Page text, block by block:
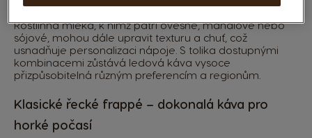
Rostlinná mléka, k nimž patří ovesné, mandlové nebo
sójové, mohou dále upravit texturu a chuť, což
usnadňuje personalizaci nápoje. S tolika dostupnými
kombinacemi zůstává ledová káva vysoce
přizpůsobitelná různým preferencím a regionům.
Klasické řecké frappé – dokonalá káva pro
horké počasí